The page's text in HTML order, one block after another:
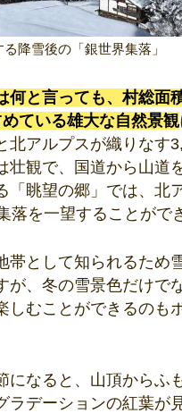
降雪後の「銀世界集落」
何と言っても、村総面
ている雄大な自然景観
北アルプスが織りなす
壮観で、国道から山道
「眺望の郷」では、北
落を一望することがで
帯として知られるため
が、冬の雪景色だけで
しむことができるのも
になると、山頂からふ
ラデーションの紅葉が